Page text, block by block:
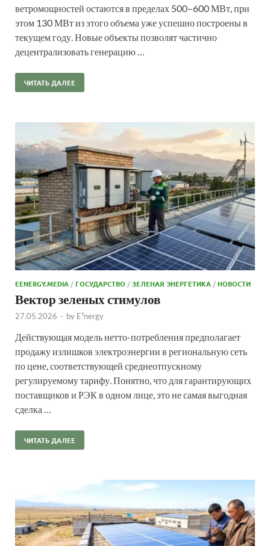
ветромощностей остаются в пределах 500–600 МВт, при
этом 130 МВт из этого объема уже успешно построены в
текущем году. Новые объекты позволят частично
децентрализовать генерацию …
ЧИТАТЬ ДАЛЕЕ
EENERGY.MEDIA /ГОСУДАРСТВО /ЗЕЛЕНАЯ ЭНЕРГЕТИКА /НОВОСТИ
Вектор зеленых стимулов
27.05.2026 - by E²nergy
Действующая модель нетто-потребления предполагает
продажу излишков электроэнергии в региональную сеть
по цене, соответствующей среднеотпускному
регулируемому тарифу. Понятно, что для гарантирующих
поставщиков и РЭК в одном лице, это не самая выгодная
сделка …
ЧИТАТЬ ДАЛЕЕ